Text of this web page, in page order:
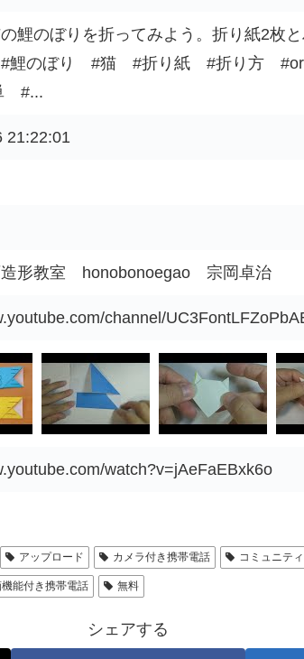
鯉のぼりを折ってみよう。折り紙2枚
#鯉のぼり #猫 #折り紙 #折り方
#...
21:22:01
造形教室 honobonoegao 宗岡卓治
channel/
watch?v=jAeFaEBxk6o
アップロード カメラ付き携帯電話 コミュニティ
能付き携帯電話 無料
シェアする